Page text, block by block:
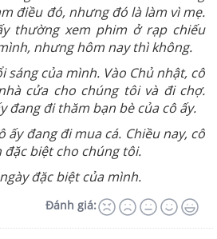
điều đó, nhưng đó là làm vì mẹ.
thường xem phim ở rạp chiếu
nhưng hôm nay thì không.
của mình. Vào Chủ nhật, cô
cửa cho chúng tôi và đi chợ.
đang đi thăm bạn bè của cô ấy.
ấy đang đi mua cá. Chiều nay, cô
biệt cho chúng tôi.
đặc biệt của mình.
Đánh giá: